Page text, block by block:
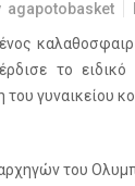
agapotobasket
το
του γυναικείου
του